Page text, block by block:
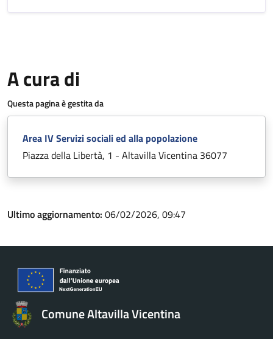
A cura di
Questa pagina è gestita da
Area IV Servizi sociali ed alla popolazione
Piazza della Libertà, 1 - Altavilla Vicentina 36077
Ultimo aggiornamento: 06/02/2026, 09:47
Comune Altavilla Vicentina